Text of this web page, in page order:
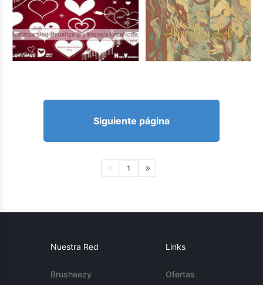
Siguiente página
1
Nuestra Red
Brusheezy
Links
Ofertas